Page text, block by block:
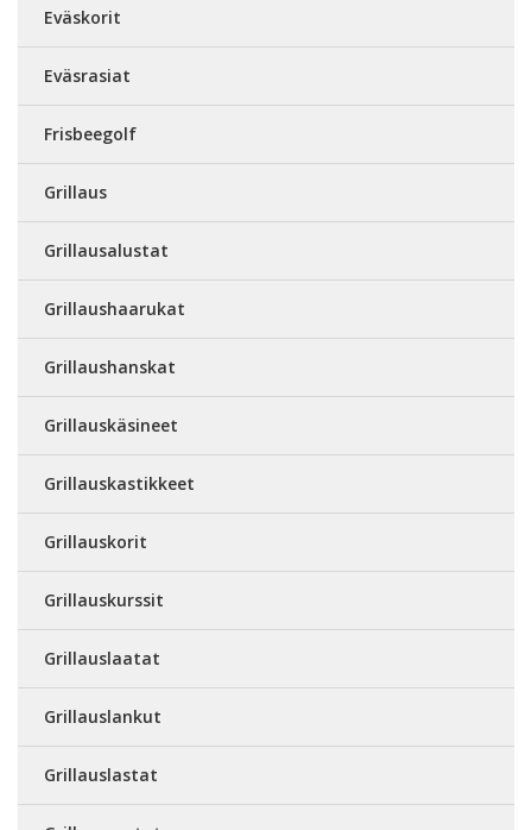
Eväskorit
Eväsrasiat
Frisbeegolf
Grillaus
Grillausalustat
Grillaushaarukat
Grillaushanskat
Grillauskäsineet
Grillauskastikkeet
Grillauskorit
Grillauskurssit
Grillauslaatat
Grillauslankut
Grillauslastat